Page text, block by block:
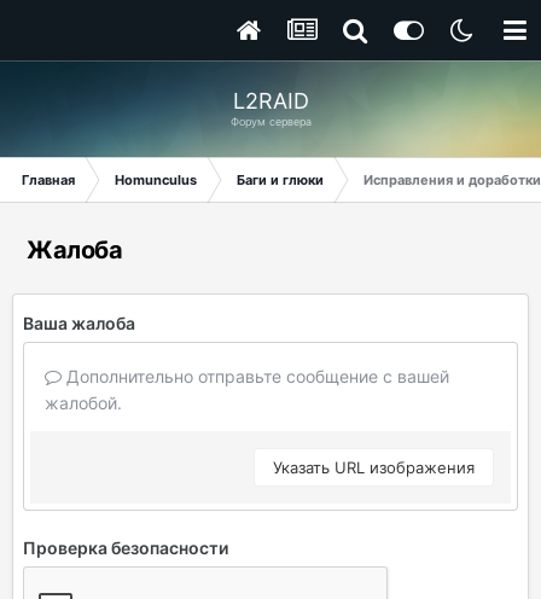
L2RAID
Форум сервера
Главная Homunculus Баги и глюки Исправления и
Жалоба
Ваша жалоба
Дополнительно отправьте сообщение с вашей
жалобой.
Указать URL изображения
Проверка безопасности